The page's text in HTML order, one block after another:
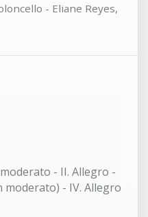
- Eliane Reyes,
- II. Allegro -
moderato) - IV. Allegro